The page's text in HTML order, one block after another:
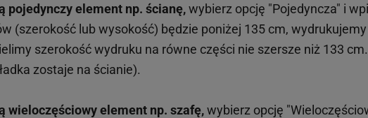
element np. ścianę,wybierz opcję "Pojedyncza" i
(szerokość lub wysokość) będzie poniżej 135 cm,
szerokość wydruku na równe części nie szersze niż 133
zostaje na ścianie).
wieloczęściowy element np. szafę,wybierz opcję